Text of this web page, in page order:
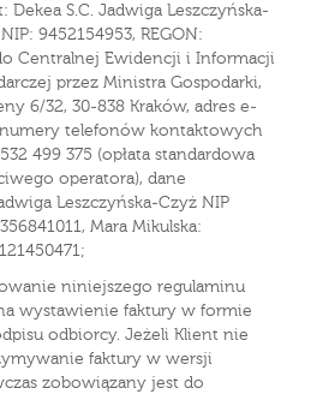
S.C. Jadwiga Leszczyńska-
9452154953, REGON:
Centralnej Ewidencji i Informacji
przez Ministra Gospodarki,
6/32, 30-838 Kraków, adres e-
numery telefonów kontaktowych
499 375 (opłata standardowa
operatora), dane
Leszczyńska-Czyż NIP
Mara Mikulska:
niniejszego regulaminu
wystawienie faktury w formie
odbiorcy. Jeżeli Klient nie
faktury w wersji
zobowiązany jest do